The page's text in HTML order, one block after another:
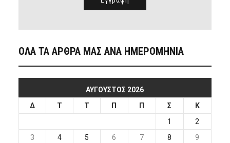
ΟΛΑ ΤΑ ΑΡΘΡΑ ΜΑΣ ΑΝΑ ΗΜΕΡΟΜΗΝΙΑ
ΑΎΓΟΥΣΤΟΣ 2026
Δ
Τ Τ Π Π Σ
Κ
1
2
3
4 5 6 7 8 9